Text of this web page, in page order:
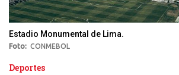
Estadio Monumental de Lima.
Foto CONMEBOL
Deportes